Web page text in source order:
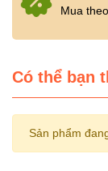
Mua
Có thể bạn
Sản phẩm